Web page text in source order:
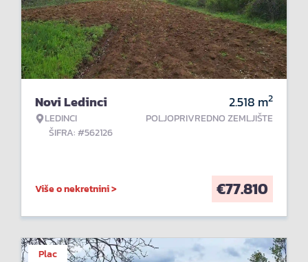
Novi Ledinci
LEDINCI
ŠIFRA: #562126
2.518 m2
POLJOPRIVREDNO ZEMLJIŠTE
Više o nekretnini > €77.810
Plac